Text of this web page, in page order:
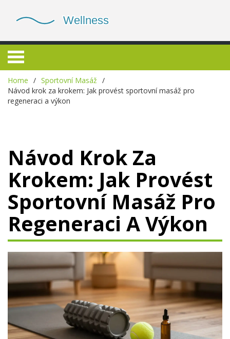
Home
Sportovní Masáž
Návod krok za krokem: Jak provést sportovní masáž pro
regeneraci a výkon
Návod Krok Za
Krokem: Jak Provést
Sportovní Masáž Pro
Regeneraci A Výkon